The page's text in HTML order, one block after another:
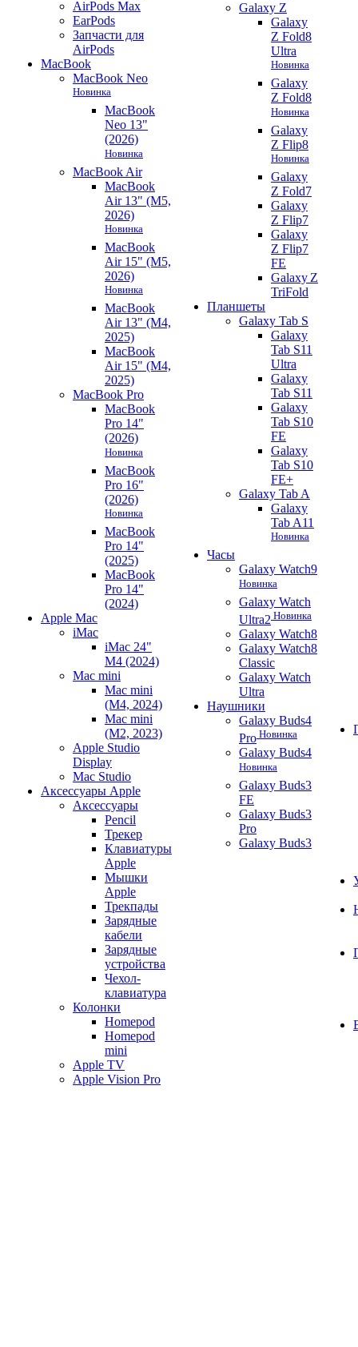
AirPods Max
EarPods
Запчасти для
AirPods
MacBook
MacBook Neo
Новинка
MacBook
Neo 13"
(2026)
Новинка
MacBook Air
MacBook
Air 13" (M5,
2026)
Новинка
MacBook
Air 15" (M5,
2026)
Новинка
MacBook
Air 13" (M4,
2025)
MacBook
Air 15" (M4,
2025)
MacBook Pro
MacBook
Pro 14"
(2026)
Новинка
MacBook
Pro 16"
(2026)
Новинка
MacBook
Pro 14"
(2025)
MacBook
Pro 14"
(2024)
Apple Mac
iMac
iMac 24"
M4 (2024)
Mac mini
Mac mini
(M4, 2024)
Mac mini
(M2, 2023)
Apple Studio
Display
Mac Studio
Аксессуары Apple
Аксессуары
Pencil
Трекер
Клавиатуры
Apple
Мышки
Apple
Трекпады
Зарядные
кабели
Зарядные
устройства
Чехол-
клавиатура
Колонки
Homepod
Homepod
mini
Apple TV
Apple Vision Pro
Galaxy Z
Galaxy
Z Fold8
Ultra
Новинка
Galaxy
Z Fold8
Новинка
Galaxy
Z Flip8
Новинка
Galaxy
Z Fold7
Galaxy
Z Flip7
Galaxy
Z Flip7
FE
Galaxy Z
TriFold
Планшеты
Galaxy Tab S
Galaxy
Tab S11
Ultra
Galaxy
Tab S11
Galaxy
Tab S10
FE
Galaxy
Tab S10
FE+
Galaxy Tab A
Galaxy
Tab A11
Новинка
Часы
Galaxy Watch9
Новинка
Galaxy Watch
Ultra2 Новинка
Galaxy Watch8
Galaxy Watch8
Classic
Galaxy Watch
Ultra
Наушники
Galaxy Buds4
Pro Новинка
Galaxy Buds4
Новинка
Galaxy Buds3
FE
Galaxy Buds3
Pro
Galaxy Buds3